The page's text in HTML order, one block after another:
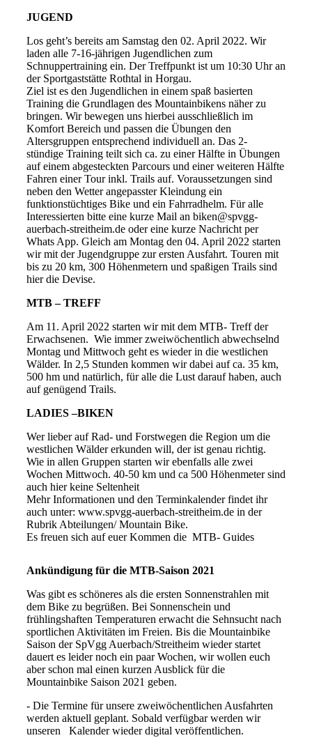
JUGEND
Los geht’s bereits am Samstag den 02. April 2022. Wir
laden alle 7-16-jährigen Jugendlichen zum
Schnuppertraining ein. Der Treffpunkt ist um 10:30 Uhr an
der Sportgaststätte Rothtal in Horgau.
Ziel ist es den Jugendlichen in einem spaß basierten
Training die Grundlagen des Mountainbikens näher zu
bringen. Wir bewegen uns hierbei ausschließlich im
Komfort Bereich und passen die Übungen den
Altersgruppen entsprechend individuell an. Das 2-
stündige Training teilt sich ca. zu einer Hälfte in Übungen
auf einem abgesteckten Parcours und einer weiteren Hälfte
Fahren einer Tour inkl. Trails auf. Voraussetzungen sind
neben den Wetter angepasster Kleindung ein
funktionstüchtiges Bike und ein Fahrradhelm. Für alle
Interessierten bitte eine kurze Mail an biken@spvgg-
auerbach-streitheim.de oder eine kurze Nachricht per
Whats App. Gleich am Montag den 04. April 2022 starten
wir mit der Jugendgruppe zur ersten Ausfahrt. Touren mit
bis zu 20 km, 300 Höhenmetern und spaßigen Trails sind
hier die Devise.
MTB – TREFF
Am 11. April 2022 starten wir mit dem MTB- Treff der
Erwachsenen. Wie immer zweiwöchentlich abwechselnd
Montag und Mittwoch geht es wieder in die westlichen
Wälder. In 2,5 Stunden kommen wir dabei auf ca. 35 km,
500 hm und natürlich, für alle die Lust darauf haben, auch
auf genügend Trails.
LADIES –BIKEN
Wer lieber auf Rad- und Forstwegen die Region um die
westlichen Wälder erkunden will, der ist genau richtig.
Wie in allen Gruppen starten wir ebenfalls alle zwei
Wochen Mittwoch. 40-50 km und ca 500 Höhenmeter sind
auch hier keine Seltenheit
Mehr Informationen und den Terminkalender findet ihr
auch unter: www.spvgg-auerbach-streitheim.de in der
Rubrik Abteilungen/ Mountain Bike.
Es freuen sich auf euer Kommen die MTB- Guides
Ankündigung für die MTB-Saison 2021
Was gibt es schöneres als die ersten Sonnenstrahlen mit
dem Bike zu begrüßen. Bei Sonnenschein und
frühlingshaften Temperaturen erwacht die Sehnsucht nach
sportlichen Aktivitäten im Freien. Bis die Mountainbike
Saison der SpVgg Auerbach/Streitheim wieder startet
dauert es leider noch ein paar Wochen, wir wollen euch
aber schon mal einen kurzen Ausblick für die
Mountainbike Saison 2021 geben.
- Die Termine für unsere zweiwöchentlichen Ausfahrten
werden aktuell geplant. Sobald verfügbar werden wir
unseren Kalender wieder digital veröffentlichen.